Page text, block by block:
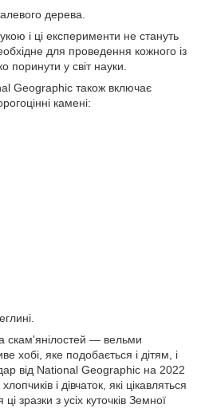
дерева.
і ці експерименти не стануть
для проведення кожного із
поринути у світ науки.
Geographic також включає
камені:
скам'янілостей — вельми
хобі, яке подобається і дітям, і
від National Geographic на 2022
і дівчаток, які цікавляться
зразки з усіх куточків Земної